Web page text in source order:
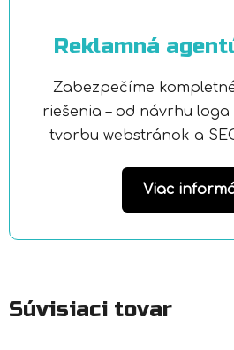
Reklamná
Zabezpečíme
riešenia – od návrhu
tvorbu webstránok a
Viac
Súvisiaci tovar